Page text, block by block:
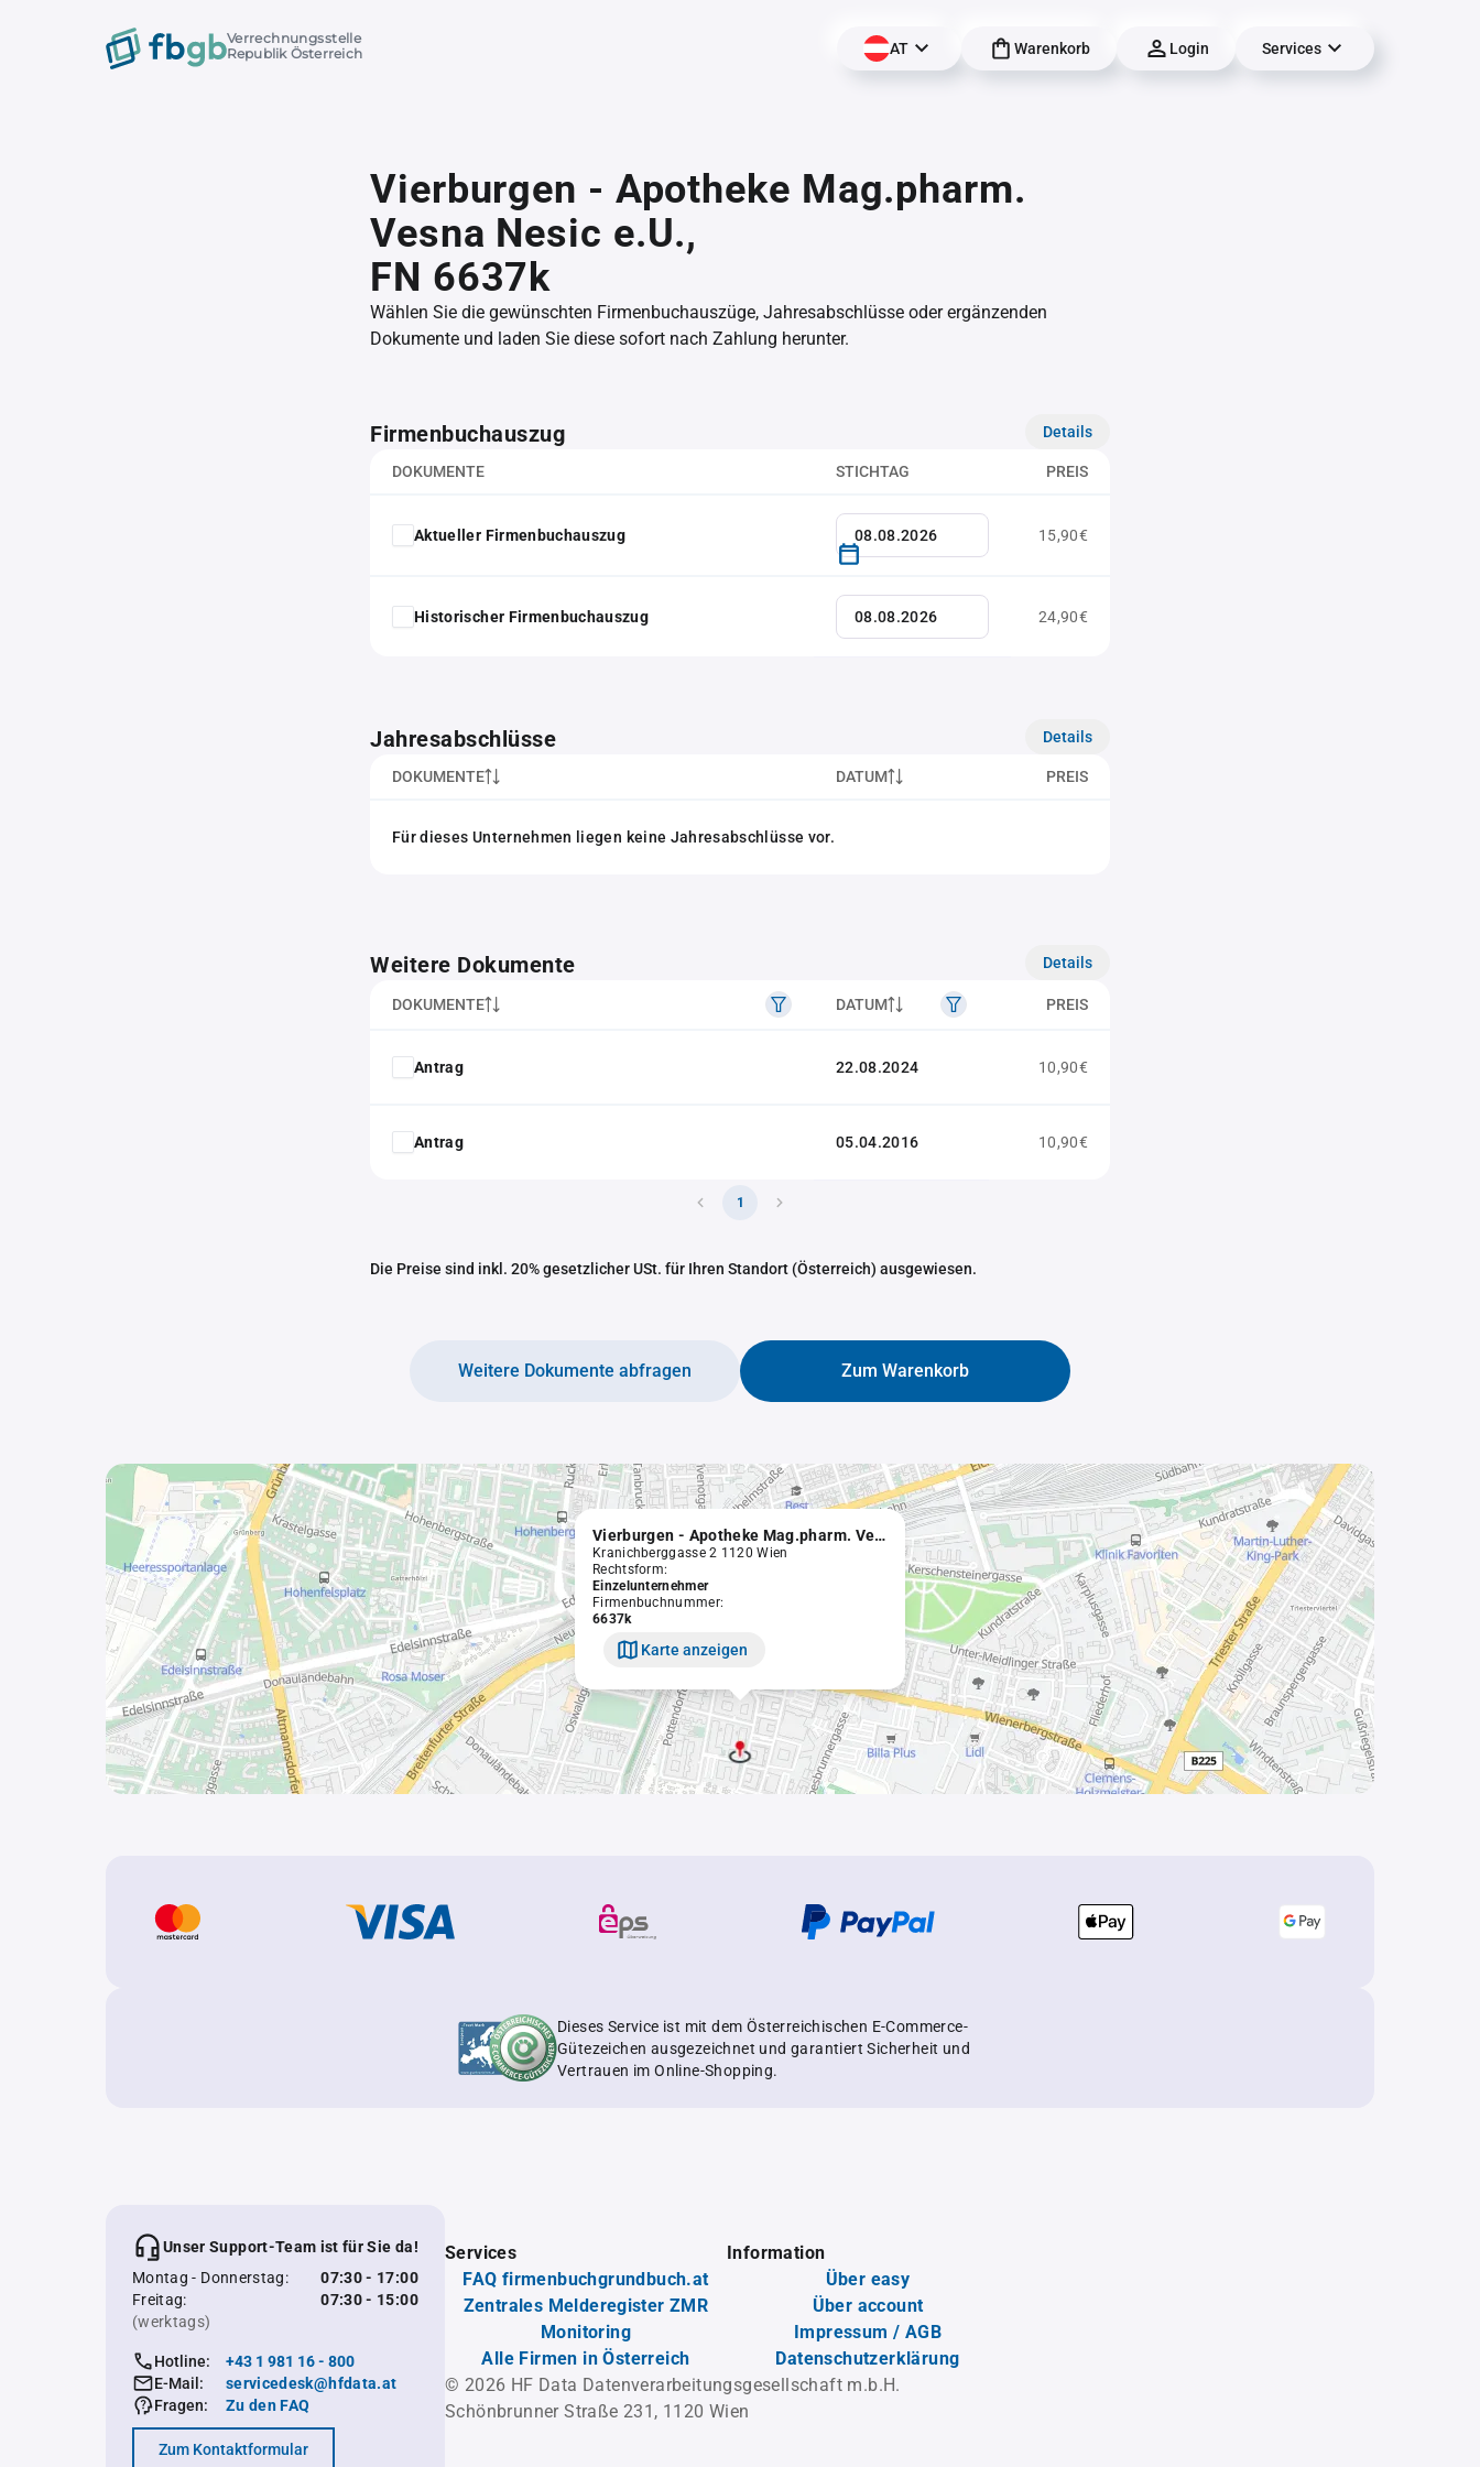
Verrechnungsstelle
Republik Österreich
AT Warenkorb Login Services
Vierburgen - Apotheke Mag.pharm.
Vesna Nesic e.U.,
FN 6637k
Wählen Sie die gewünschten Firmenbuchauszüge, Jahresabschlüsse oder ergänzenden
Dokumente und laden Sie diese sofort nach Zahlung herunter.
Firmenbuchauszug Details
DOKUMENTE STICHTAG PREIS
Aktueller Firmenbuchauszug 15,90€
Historischer Firmenbuchauszug 24,90€
Jahresabschlüsse Details
DOKUMENTE DATUM PREIS
Für dieses Unternehmen liegen keine Jahresabschlüsse vor.
Weitere Dokumente Details
DOKUMENTE DATUM PREIS
Antrag 22.08.2024 10,90€
Antrag 05.04.2016 10,90€
1
Die Preise sind inkl. 20% gesetzlicher USt. für Ihren Standort (Österreich) ausgewiesen.
Zum Warenkorb
Weitere Dokumente abfragen
Vierburgen - Apotheke Mag.pharm. Vesna Nesic e.U.
Kranichberggasse 2 1120 Wien
Rechtsform:
Einzelunternehmer
Firmenbuchnummer:
6637k
Karte anzeigen
Dieses Service ist mit dem Österreichischen E-Commerce-
Gütezeichen ausgezeichnet und garantiert Sicherheit und
Vertrauen im Online-Shopping.
Unser Support-Team ist für Sie da!
Montag - Donnerstag:
07:30 - 17:00
Freitag:
07:30 - 15:00
(werktags)
Hotline:
+43 1 981 16 - 800
E-Mail:
servicedesk@hfdata.at
Fragen:
Zu den FAQ
Zum Kontaktformular
Services
FAQ firmenbuchgrundbuch.at
Zentrales Melderegister ZMR
Monitoring
Alle Firmen in Österreich
Information
Über easy
Über account
Impressum / AGB
Datenschutzerklärung
© 2026 HF Data Datenverarbeitungsgesellschaft m.b.H.
Schönbrunner Straße 231, 1120 Wien